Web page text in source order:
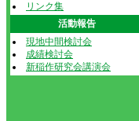
リンク集
活動報告
現地中間検討会
成績検討会
新稲作研究会講演会